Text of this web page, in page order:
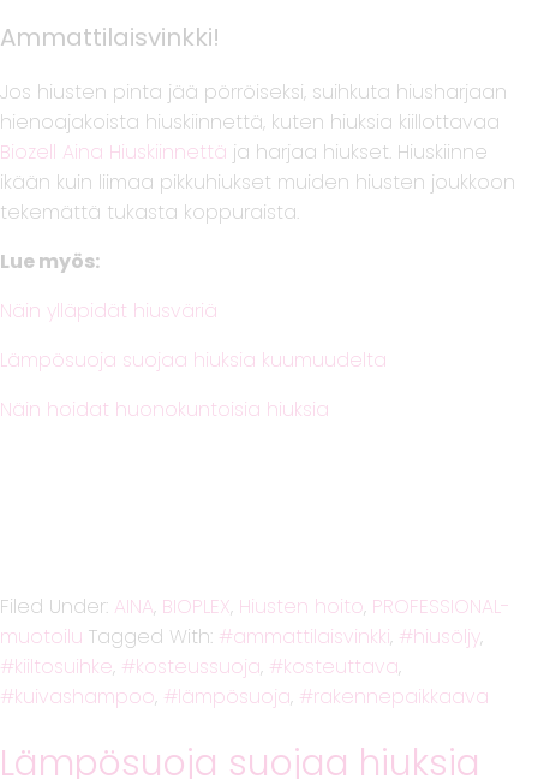
Ammattilaisvinkki!
Jos hiusten pinta jää pörröiseksi, suihkuta hiusharjaan
hienoajakoista hiuskiinnettä, kuten hiuksia kiillottavaa
Biozell Aina Hiuskiinnettä ja harjaa hiukset. Hiuskiinne
ikään kuin liimaa pikkuhiukset muiden hiusten joukkoon
tekemättä tukasta koppuraista.
Lue myös:
Näin ylläpidät hiusväriä
Lämpösuoja suojaa hiuksia kuumuudelta
Näin hoidat huonokuntoisia hiuksia
Filed Under: AINA, BIOPLEX, Hiusten hoito, PROFESSIONAL-
muotoilu Tagged With: ammattilaisvinkki, hiusöljy,
kiiltosuihke, kosteussuoja, kosteuttava,
kuivashampoo, lämpösuoja, rakennepaikkaava
Lämpösuoja suojaa hiuksia